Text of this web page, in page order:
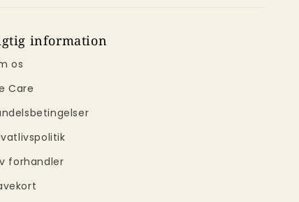
information
os
Care
forhandler